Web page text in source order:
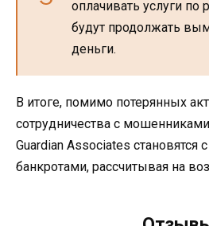
оплачивать услуги
будут продолжать
деньги.
В итоге, помимо потерянных
сотрудничества с
Guardian Associates становятся
банкротами, рассчитывая на